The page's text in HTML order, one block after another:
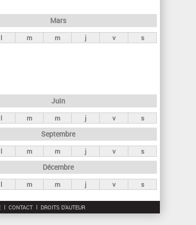
Mars
l m m j v s
Juin
l m m j v s
Septembre
l m m j v s
Décembre
l m m j v s
CONTACT DROITS D'AUTEUR